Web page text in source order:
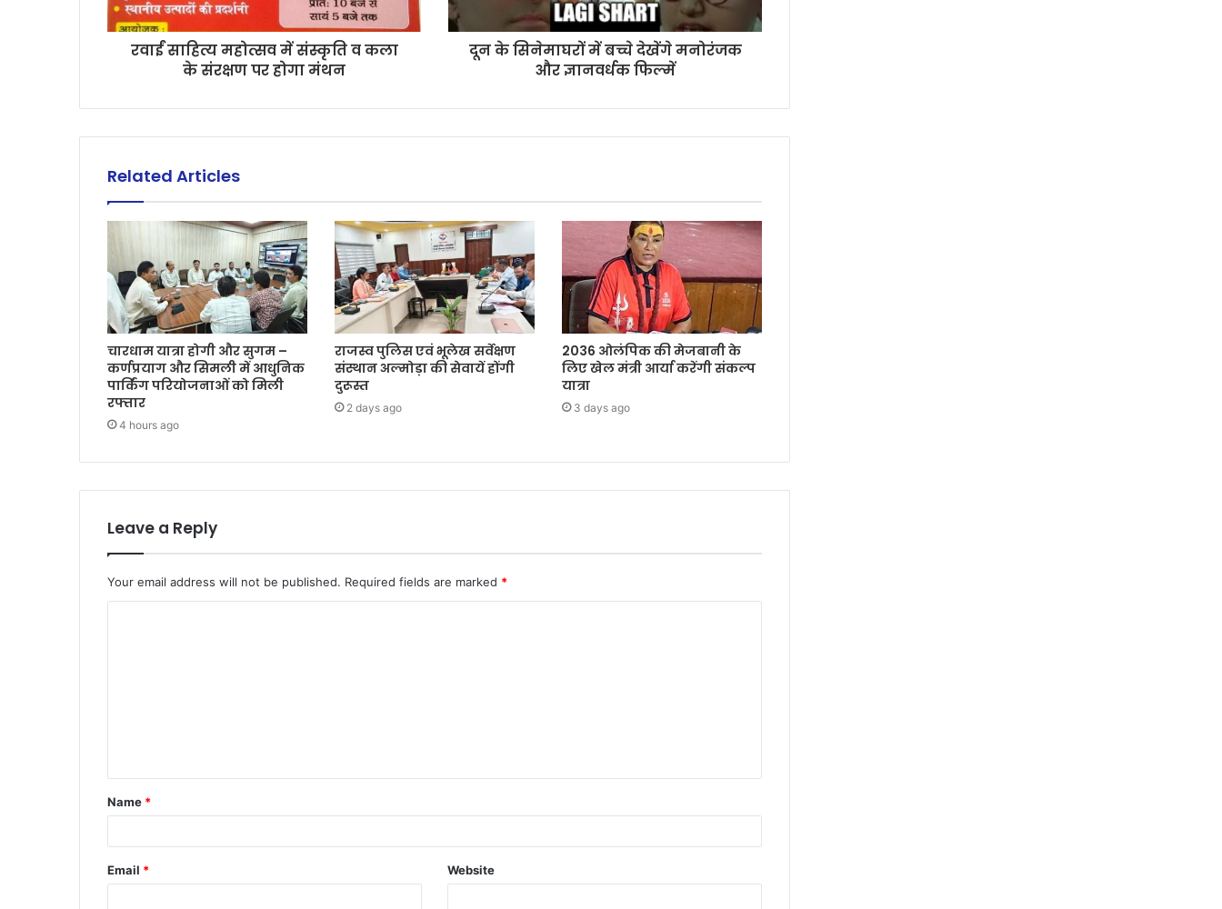
रवाईं साहित्य महोत्सव में संस्कृति व कला
के संरक्षण पर होगा मंथन
दून के सिनेमाघरों में बच्चे देखेंगे मनोरंजक
और ज्ञानवर्धक फिल्में
Related Articles
चारधाम यात्रा होगी और सुगम –
कर्णप्रयाग और सिमली में आधुनिक
पार्किंग परियोजनाओं को मिली
रफ्तार
4 hours ago
राजस्व पुलिस एवं भूलेख सर्वेक्षण
संस्थान अल्मोड़ा की सेवायें होंगी
दुरूस्त
2 days ago
2036 ओलंपिक की मेजबानी के
लिए खेल मंत्री आर्या करेंगी संकल्प
यात्रा
3 days ago
Leave a Reply
Your email address will not be published. Required fields are marked *
t
*
Name *
Email * Website